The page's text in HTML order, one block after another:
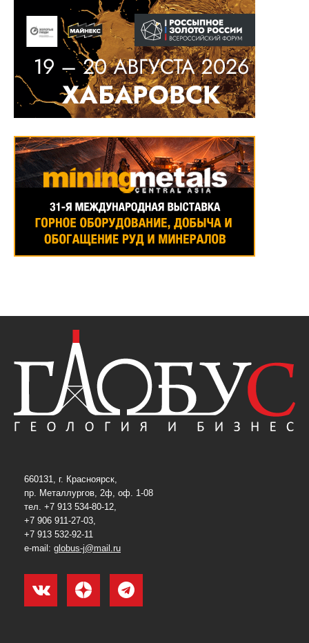
660131, г. Красноярск,
пр. Металлургов, 2ф, оф. 1-08
тел. +7 913 534-80-12,
+7 906 911-27-03,
+7 913 532-92-11
e-mail: globus-j@mail.ru